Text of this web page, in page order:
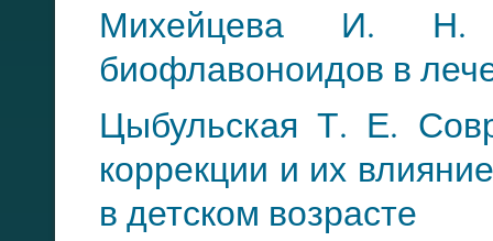
Михейцева И. Н.
биофлавоноидов в
Цыбульская Т. Е.
коррекции и их
в детском возрасте